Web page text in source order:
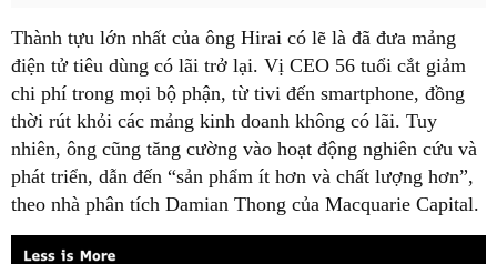
Thành tựu lớn nhất của ông Hirai có lẽ là đã đưa mảng
điện tử tiêu dùng có lãi trở lại. Vị CEO 56 tuổi cắt giảm
chi phí trong mọi bộ phận, từ tivi đến smartphone, đồng
thời rút khỏi các mảng kinh doanh không có lãi. Tuy
nhiên, ông cũng tăng cường vào hoạt động nghiên cứu và
phát triển, dẫn đến “sản phẩm ít hơn và chất lượng hơn”,
theo nhà phân tích Damian Thong của Macquarie Capital.